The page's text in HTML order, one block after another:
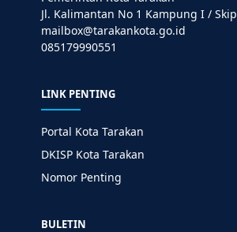
Jl. Kalimantan No 1 Kampung I / Skip
mailbox@tarakankota.go.id
085179990551
LINK PENTING
Portal Kota Tarakan
DKISP Kota Tarakan
Nomor Penting
BULETIN